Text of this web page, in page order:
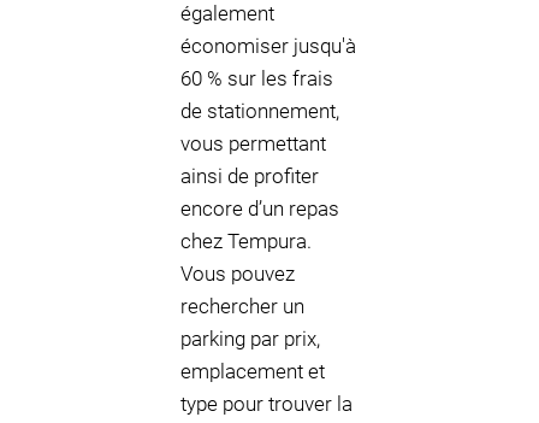
également
économiser jusqu'à
60 % sur les frais
de stationnement,
vous permettant
ainsi de profiter
encore d’un repas
chez Tempura.
Vous pouvez
rechercher un
parking par prix,
emplacement et
type pour trouver la